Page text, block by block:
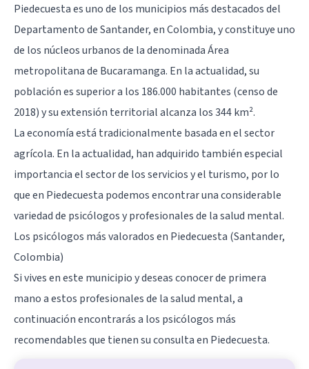
Piedecuesta es uno de los municipios más destacados del
Departamento de Santander, en Colombia, y constituye uno
de los núcleos urbanos de la denominada Área
metropolitana de Bucaramanga. En la actualidad, su
población es superior a los 186.000 habitantes (censo de
2018) y su extensión territorial alcanza los 344 km².
La economía está tradicionalmente basada en el sector
agrícola. En la actualidad, han adquirido también especial
importancia el sector de los servicios y el turismo, por lo
que en Piedecuesta podemos encontrar una considerable
variedad de psicólogos y profesionales de la salud mental.
Los psicólogos más valorados en Piedecuesta (Santander,
Colombia)
Si vives en este municipio y deseas conocer de primera
mano a estos profesionales de la salud mental, a
continuación encontrarás a los psicólogos más
recomendables que tienen su consulta en Piedecuesta.